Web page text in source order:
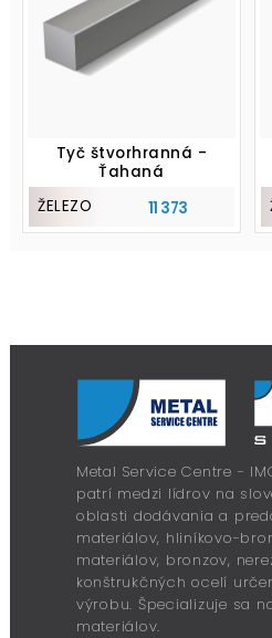
Tyč štvorhranná -
Ťahaná
ŽELEZO
11 373
Metal Service Centre -
patrí medzi lídrov na
oblasti dodávania a
materiálov, hliníkovo-
materiálov, bronzov,
konštrukčných ocelí
výrobu. Špecializuje sa
materiálov.